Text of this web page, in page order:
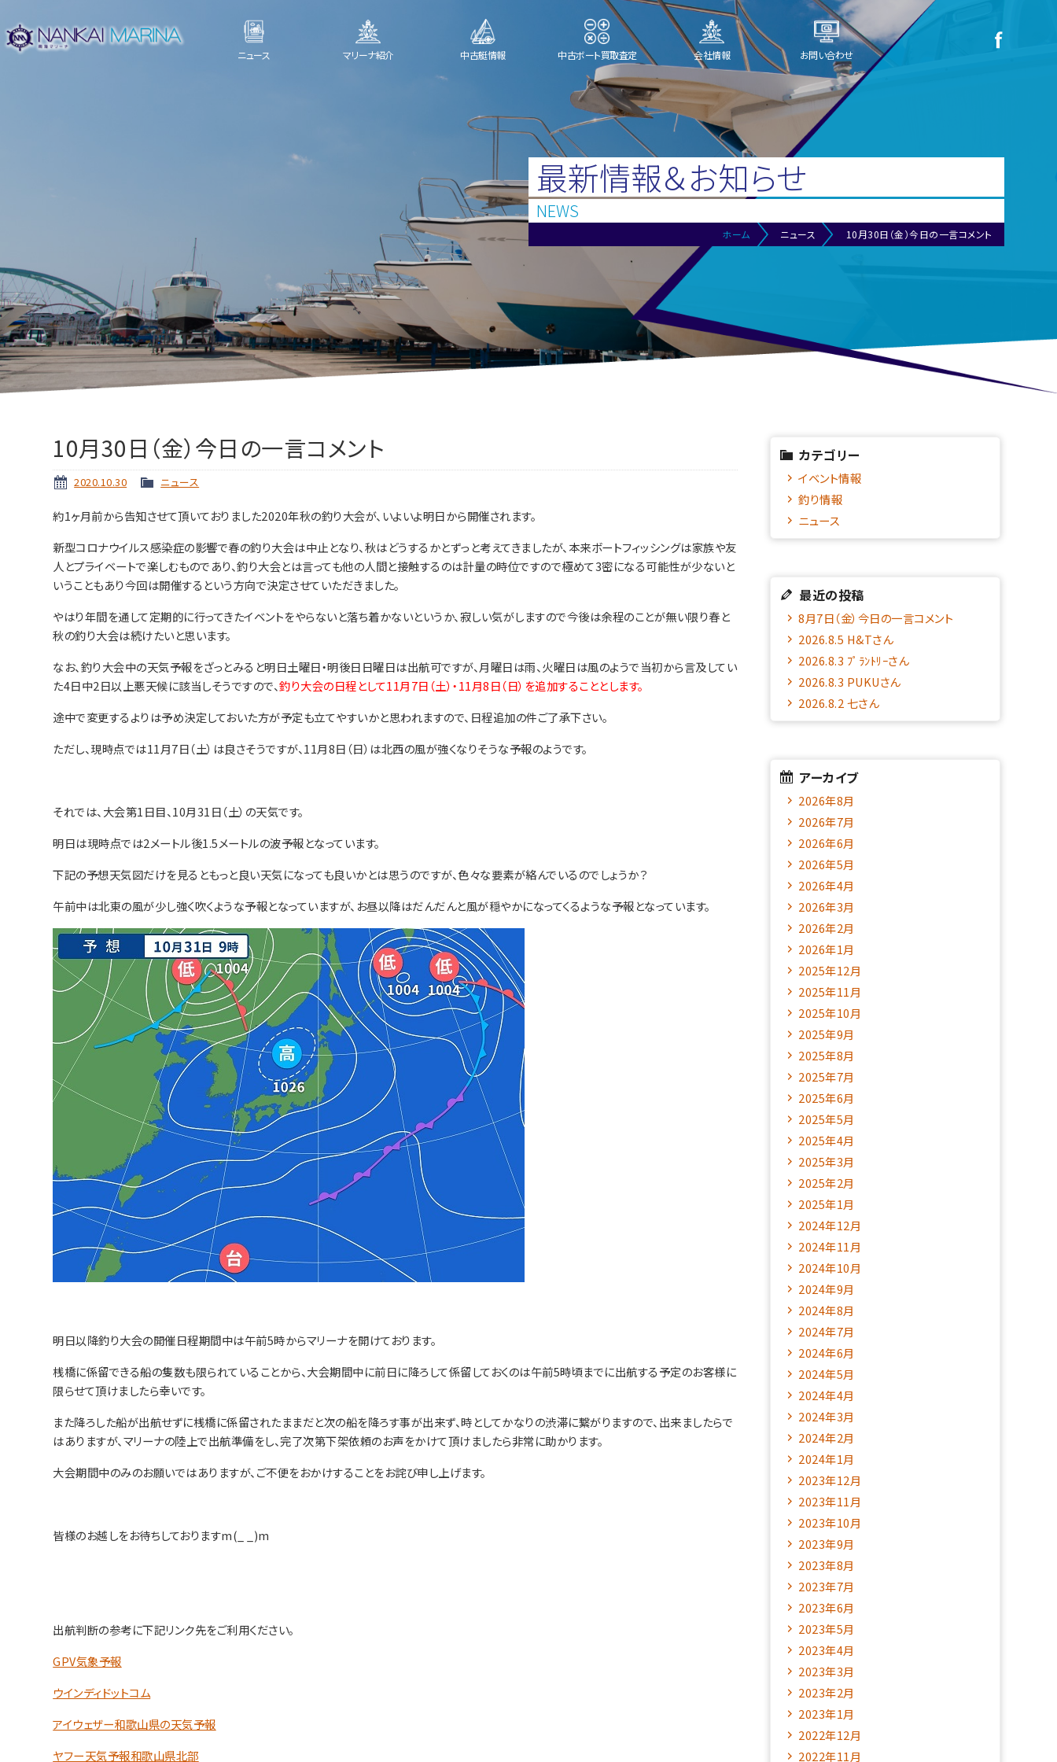
ニュース マリーナ紹介 中古艇情報 中古ボート買取査定 会社情報 お問い合わせ
最新情報＆お知らせ
NEWS
ホーム ニュース 10月30日（金）今日の一言コメント
10月30日（金）今日の一言コメント
2020.10.30 ニュース
約1ヶ月前から告知させて頂いておりました2020年秋の釣り大会が、いよいよ明日から開催されます。
新型コロナウイルス感染症の影響で春の釣り大会は中止となり、秋はどうするかとずっと考えてきましたが、本来ボートフィッシングは家族や友
人とプライベートで楽しむものであり、釣り大会とは言っても他の人間と接触するのは計量の時位ですので極めて3密になる可能性が少ないと
いうこともあり今回は開催するという方向で決定させていただきました。
やはり年間を通して定期的に行ってきたイベントをやらないと落ち着かないというか、寂しい気がしますので今後は余程のことが無い限り春と
秋の釣り大会は続けたいと思います。
なお、釣り大会中の天気予報をざっとみると明日土曜日・明後日日曜日は出航可ですが、月曜日は雨、火曜日は風のようで当初から言及してい
た4日中2日以上悪天候に該当しそうですので、釣り大会の日程として11月7日（土）・11月8日（日）を追加することとします。
途中で変更するよりは予め決定しておいた方が予定も立てやすいかと思われますので、日程追加の件ご了承下さい。
ただし、現時点では11月7日（土）は良さそうですが、11月8日（日）は北西の風が強くなりそうな予報のようです。
それでは、大会第1日目、10月31日（土）の天気です。
明日は現時点では2メートル後1.5メートルの波予報となっています。
下記の予想天気図だけを見るともっと良い天気になっても良いかとは思うのですが、色々な要素が絡んでいるのでしょうか？
午前中は北東の風が少し強く吹くような予報となっていますが、お昼以降はだんだんと風が穏やかになってくるような予報となっています。
明日以降釣り大会の開催日程期間中は午前5時からマリーナを開けております。
桟橋に係留できる船の隻数も限られていることから、大会期間中に前日に降ろして係留しておくのは午前5時頃までに出航する予定のお客様に
限らせて頂けましたら幸いです。
また降ろした船が出航せずに桟橋に係留されたままだと次の船を降ろす事が出来ず、時としてかなりの渋滞に繋がりますので、出来ましたらで
はありますが、マリーナの陸上で出航準備をし、完了次第下架依頼のお声をかけて頂けましたら非常に助かります。
大会期間中のみのお願いではありますが、ご不便をおかけすることをお詫び申し上げます。
皆様のお越しをお待ちしておりますm(_ _)m
出航判断の参考に下記リンク先をご利用ください。
GPV気象予報
ウインディドットコム
アイウェザー和歌山県の天気予報
ヤフー天気予報和歌山県北部
カテゴリー
イベント情報
釣り情報
ニュース
最近の投稿
8月7日（金）今日の一言コメント
2026.8.5 H&Tさん
2026.8.3 ﾌﾟﾗﾝﾄﾘｰさん
2026.8.3 PUKUさん
2026.8.2 七さん
アーカイブ
2026年8月
2026年7月
2026年6月
2026年5月
2026年4月
2026年3月
2026年2月
2026年1月
2025年12月
2025年11月
2025年10月
2025年9月
2025年8月
2025年7月
2025年6月
2025年5月
2025年4月
2025年3月
2025年2月
2025年1月
2024年12月
2024年11月
2024年10月
2024年9月
2024年8月
2024年7月
2024年6月
2024年5月
2024年4月
2024年3月
2024年2月
2024年1月
2023年12月
2023年11月
2023年10月
2023年9月
2023年8月
2023年7月
2023年6月
2023年5月
2023年4月
2023年3月
2023年2月
2023年1月
2022年12月
2022年11月